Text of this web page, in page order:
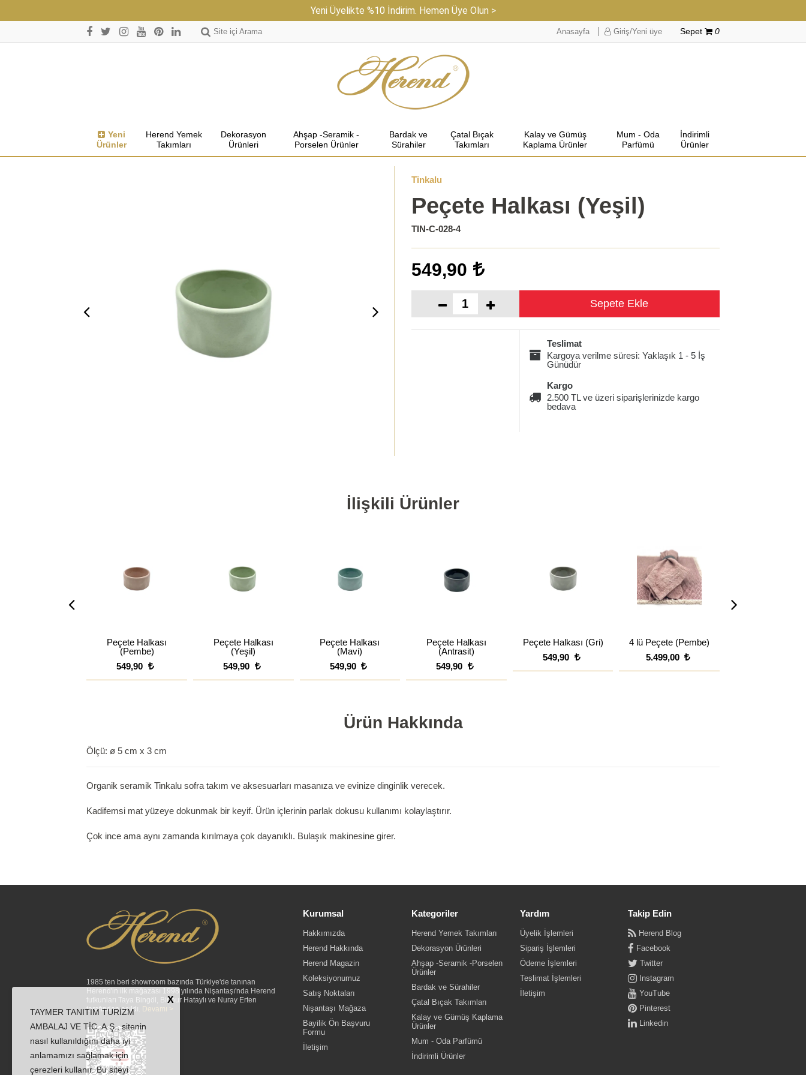
Yeni Üyelikte %10 İndirim. Hemen Üye Olun >
Site içi Arama Anasayfa Giriş/Yeni üye Sepet 0
Yeni
Ürünler
Herend Yemek
Takımları
Dekorasyon
Ürünleri
Ahşap -Seramik -
Porselen Ürünler
Bardak ve
Sürahiler
Çatal Bıçak
Takımları
Kalay ve Gümüş
Kaplama Ürünler
Mum - Oda
Parfümü
İndirimli
Ürünler
Tinkalu
Peçete Halkası (Yeşil)
TIN-C-028-4
549,90
Teslimat
Kargoya verilme süresi: Yaklaşık 1 - 5 İş
Günüdür
Kargo
2.500 TL ve üzeri siparişlerinizde kargo
bedava
İlişkili Ürünler
Peçete Halkası
(Pembe)
549,90
Peçete Halkası
(Yeşil)
549,90
Peçete Halkası
(Mavi)
549,90
Peçete Halkası
(Antrasit)
549,90
Peçete Halkası (Gri)
549,90
4 lü Peçete (Pembe)
5.499,00
Ürün Hakkında
Ölçü: ø 5 cm x 3 cm
Organik seramik Tinkalu sofra takım ve aksesuarları masanıza ve evinize dinginlik verecek.
Kadifemsi mat yüzeye dokunmak bir keyif. Ürün içlerinin parlak dokusu kullanımı kolaylaştırır.
Çok ince ama aynı zamanda kırılmaya çok dayanıklı. Bulaşık makinesine girer.
1985 ten beri showroom bazında Türkiye'de tanınan
Herend'in ilk mağazası 1998 yılında Nişantaşı'nda Herend
tutkunları Taya Bingöl, Binnur Hataylı ve Nuray Erten
tarafından açıldı. Devamı >
Kurumsal
Hakkımızda
Herend Hakkında
Herend Magazin
Koleksiyonumuz
Satış Noktaları
Nişantaşı Mağaza
Bayilik Ön Başvuru
Formu
İletişim
Kategoriler
Herend Yemek Takımları
Dekorasyon Ürünleri
Ahşap -Seramik -Porselen
Ürünler
Bardak ve Sürahiler
Çatal Bıçak Takımları
Kalay ve Gümüş Kaplama
Ürünler
Mum - Oda Parfümü
İndirimli Ürünler
Yardım
Üyelik İşlemleri
Sipariş İşlemleri
Ödeme İşlemleri
Teslimat İşlemleri
İletişim
Takip Edin
Herend Blog
Facebook
Twitter
Instagram
YouTube
Pinterest
Linkedin
TAYMER TANITIM TURİZM
AMBALAJ VE TİC. A.Ş., sitenin
nasıl kullanıldığını daha iyi
anlamamızı sağlamak için
çerezleri kullanır. Bu siteyi
X